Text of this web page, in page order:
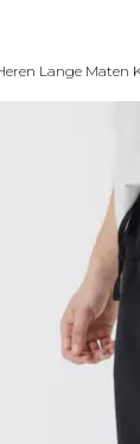
Lange Maten